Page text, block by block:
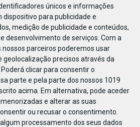
únicos e informações
dispositivo para publicidade e
medição de publicidade e conteúdos,
desenvolvimento de serviços. Com a
nossos parceiros poderemos usar
geolocalização precisos através da
clicar para consentir o
parte e pela parte dos nossos 1019
acima. Em alternativa, pode aceder
e alterar as suas
ou recusar o consentimento.
processamento dos seus dados